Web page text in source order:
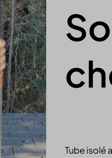
Tube isolé